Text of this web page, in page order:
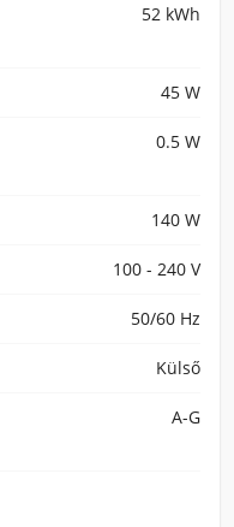
52 kWh
45 W
0.5 W
140 W
100 - 240 V
50/60 Hz
Külső
A-G